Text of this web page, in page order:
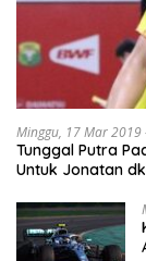
Minggu, 17 Mar 2019
Tunggal Putra
Untuk Jonatan